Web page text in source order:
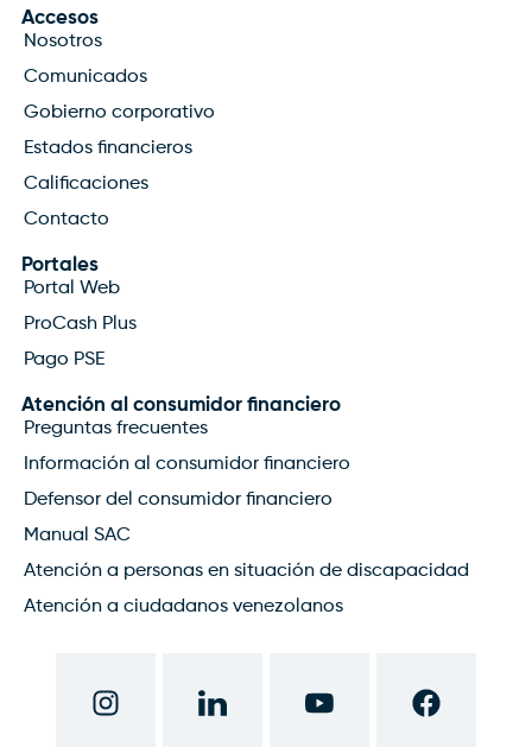
Accesos
Nosotros
Comunicados
Gobierno corporativo
Estados financieros
Calificaciones
Contacto
Portales
Portal Web
ProCash Plus
Pago PSE
Atención al consumidor financiero
Preguntas frecuentes
Información al consumidor financiero
Defensor del consumidor financiero
Manual SAC
Atención a personas en situación de discapacidad
Atención a ciudadanos venezolanos